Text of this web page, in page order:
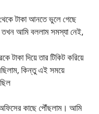
টাকা আনতে ভুলে গেছে
তখন আমি বললাম সমস্যা নেই,
টাকা দিয়ে তার টিকিট করিয়ে
কিন্তু এই সময়ে
কাছে পৌঁছলাম। আমি